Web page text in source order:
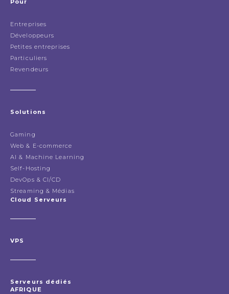
Pour
Entreprises
Développeurs
Petites entreprises
Particuliers
Revendeurs
Solutions
Gaming
Web & E-commerce
AI & Machine Learning
Self-Hosting
DevOps & CI/CD
Streaming & Médias
Cloud Serveurs
VPS
Serveurs dédiés
AFRIQUE